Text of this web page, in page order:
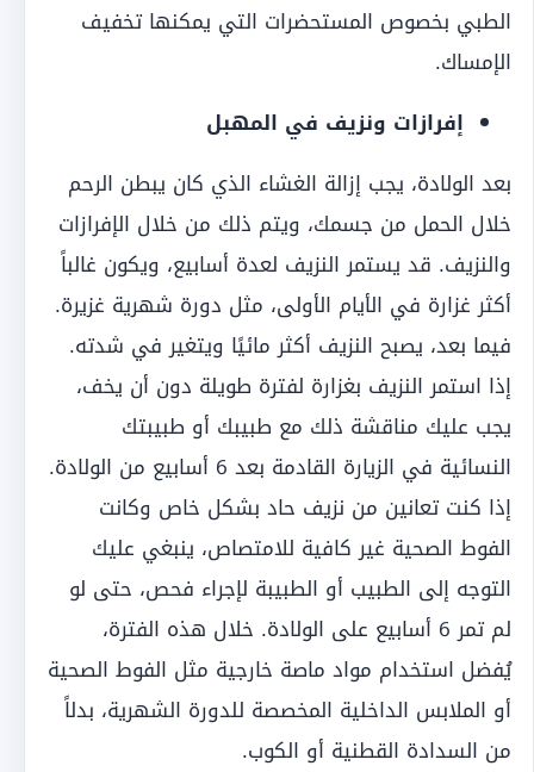
الطبي بخصوص المستحضرات التي يمكنها تخفيف
الإمساك.
إفرازات ونزيف في المهبل
بعد الولادة، يجب إزالة الغشاء الذي كان يبطن الرحم
خلال الحمل من جسمك، ويتم ذلك من خلال الإفرازات
والنزيف. قد يستمر النزيف لعدة أسابيع، ويكون غالباً
أكثر غزارة في الأيام الأولى، مثل دورة شهرية غزيرة.
فيما بعد، يصبح النزيف أكثر مائيًا ويتغير في شدته.
إذا استمر النزيف بغزارة لفترة طويلة دون أن يخف،
يجب عليك مناقشة ذلك مع طبيبك أو طبيبتك
النسائية في الزيارة القادمة بعد 6 أسابيع من الولادة.
إذا كنت تعانين من نزيف حاد بشكل خاص وكانت
الفوط الصحية غير كافية للامتصاص، ينبغي عليك
التوجه إلى الطبيب أو الطبيبة لإجراء فحص، حتى لو
لم تمر 6 أسابيع على الولادة. خلال هذه الفترة،
يُفضل استخدام مواد ماصة خارجية مثل الفوط الصحية
أو الملابس الداخلية المخصصة للدورة الشهرية، بدلاً
من السدادة القطنية أو الكوب.